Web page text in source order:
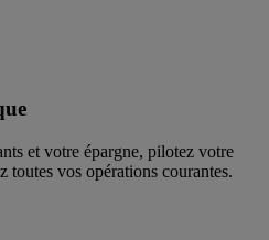
et votre épargne, pilotez votre
toutes vos opérations courantes.